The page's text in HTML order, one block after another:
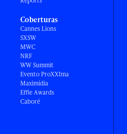
Coberturas
Cannes Lions
SXSW
MWC
NRF
WW Summit
Evento ProXXIma
Maximídia
Effie Awards
Caboré